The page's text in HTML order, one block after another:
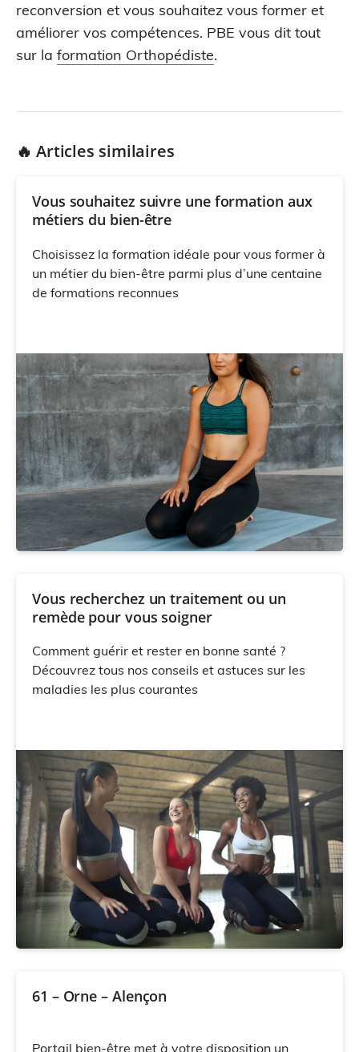
reconversion et vous souhaitez vous former et
améliorer vos compétences. PBE vous dit tout
sur la formation Orthopédiste.
🔥 Articles similaires
Vous souhaitez suivre une formation aux
métiers du bien-être
Choisissez la formation idéale pour vous former à
un métier du bien-être parmi plus d’une centaine
de formations reconnues
Vous recherchez un traitement ou un
remède pour vous soigner
Comment guérir et rester en bonne santé ?
Découvrez tous nos conseils et astuces sur les
maladies les plus courantes
61 – Orne – Alençon
Portail bien-être met à votre disposition un